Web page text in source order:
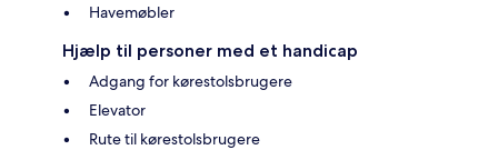
Havemøbler
Hjælp til personer med et handicap
Adgang for kørestolsbrugere
Elevator
Rute til kørestolsbrugere